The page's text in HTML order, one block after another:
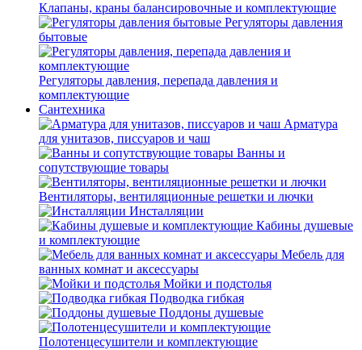
Клапаны, краны балансировочные и комплектующие
Регуляторы давления
бытовые
Регуляторы давления, перепада давления и
комплектующие
Сантехника
Арматура
для унитазов, писсуаров и чаш
Ванны и
сопутствующие товары
Вентиляторы, вентиляционные решетки и лючки
Инсталляции
Кабины душевые
и комплектующие
Мебель для
ванных комнат и аксессуары
Мойки и подстолья
Подводка гибкая
Поддоны душевые
Полотенцесушители и комплектующие